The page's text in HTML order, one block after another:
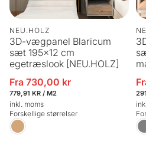
NEU.HOLZ
3D-vægpanel Blaricum
sæt 195x12 cm
egetræslook [NEU.HOLZ]
Udsalgspris
Fra 730,00 kr
STYKPRIS
779,91 KR / PR.
M2
inkl. moms
Forskellige størrelser